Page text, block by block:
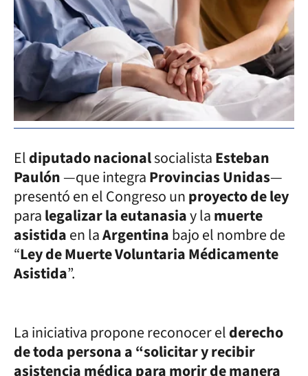
Eldiputado nacionalsocialistaEsteban
Paulón—que integraProvincias Unidas—
presentó en el Congreso unproyecto de ley
paralegalizar la eutanasiay lamuerte
asistidaen laArgentinabajo el nombre de
“Ley de Muerte Voluntaria Médicamente
Asistida”.
La iniciativa propone reconocer elderecho
de toda persona a “solicitar y recibir
asistencia médica para morir de manera